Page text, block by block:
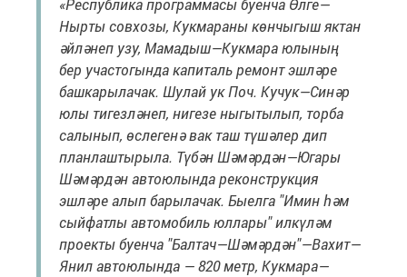
«Республика программасы буенча Өлге—
Нырты совхозы, Кукмараны көнчыгыш яктан
әйләнеп узу, Мамадыш—Кукмара юлының
бер участогында капиталь ремонт эшләре
башкарылачак. Шулай ук Поч. Кучук—Синәр
юлы тигезләнеп, нигезе ныгытылып, торба
салынып, өслегенә вак таш түшәлер дип
планлаштырыла. Түбән Шәмәрдән—Югары
Шәмәрдән автоюлында реконструкция
эшләре алып барылачак. Быелга "Имин һәм
сыйфатлы автомобиль юллары" илкүләм
проекты буенча "Балтач—Шәмәрдән"—Вахит—
Янил автоюлында — 820 метр, Кукмара—